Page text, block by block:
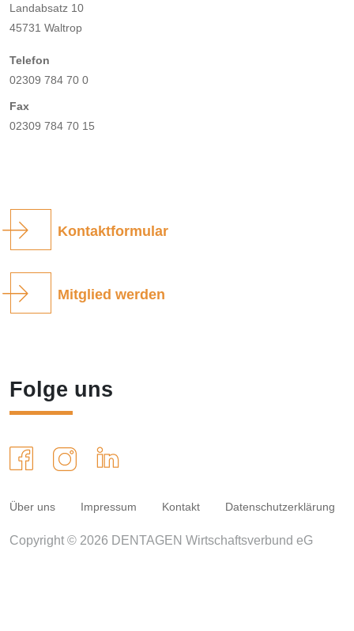
Landabsatz 10
45731 Waltrop
Telefon
02309 784 70 0
Fax
02309 784 70 15
Kontaktformular
Mitglied werden
Folge uns
Über uns Impressum Kontakt Datenschutzerklärung
Copyright © 2026 DENTAGEN Wirtschaftsverbund eG